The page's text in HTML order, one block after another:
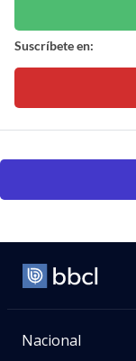
Suscríbete en:
Nacional